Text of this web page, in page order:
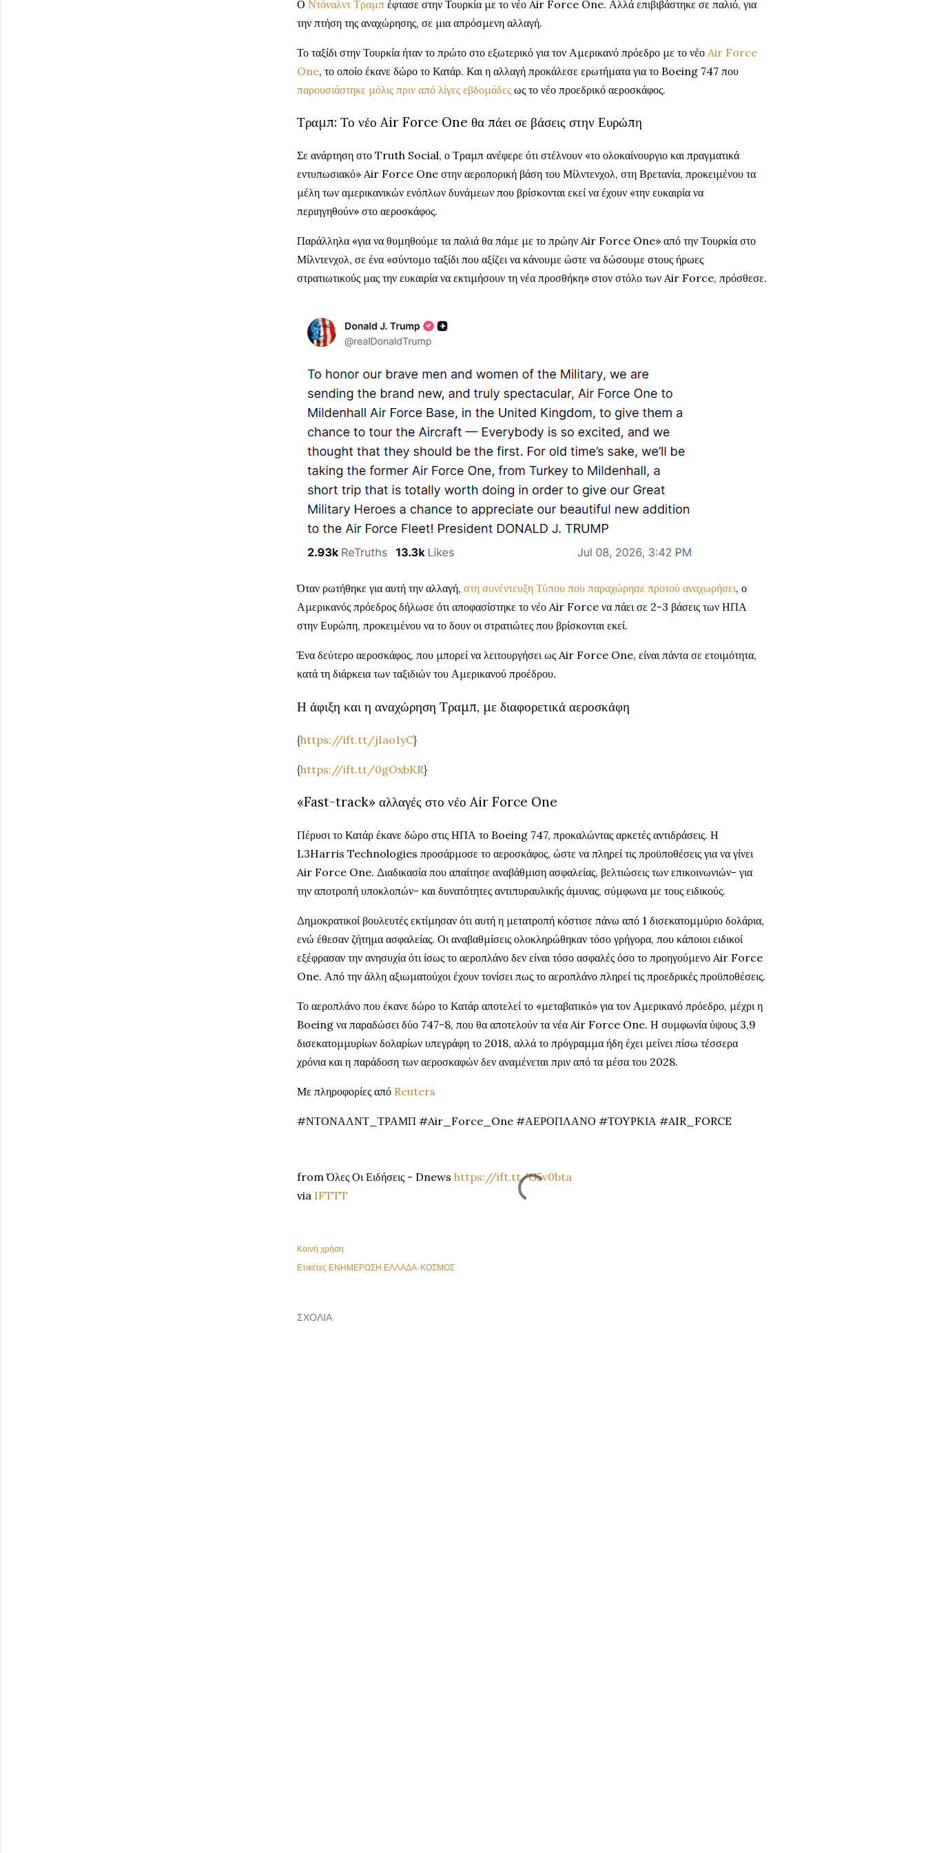
Ο Ντόναλντ Τραμπ έφτασε στην Τουρκία με το νέο Air Force One. Αλλά επιβιβάστηκε σε παλιό, για
την πτήση της αναχώρησης, σε μια απρόσμενη αλλαγή.
Το ταξίδι στην Τουρκία ήταν το πρώτο στο εξωτερικό για τον Αμερικανό πρόεδρο με το νέο Air Force
One, το οποίο έκανε δώρο το Κατάρ. Και η αλλαγή προκάλεσε ερωτήματα για το Boeing 747 που
παρουσιάστηκε μόλις πριν από λίγες εβδομάδες ως το νέο προεδρικό αεροσκάφος.
Τραμπ: Το νέο Air Force One θα πάει σε βάσεις στην Ευρώπη
Σε ανάρτηση στο Truth Social, ο Τραμπ ανέφερε ότι στέλνουν «το ολοκαίνουργιο και πραγματικά
εντυπωσιακό» Air Force One στην αεροπορική βάση του Μίλντενχολ, στη Βρετανία, προκειμένου τα
μέλη των αμερικανικών ενόπλων δυνάμεων που βρίσκονται εκεί να έχουν «την ευκαιρία να
περιηγηθούν» στο αεροσκάφος.
Παράλληλα «για να θυμηθούμε τα παλιά θα πάμε με το πρώην Air Force One» από την Τουρκία στο
Μίλντενχολ, σε ένα «σύντομο ταξίδι που αξίζει να κάνουμε ώστε να δώσουμε στους ήρωες
στρατιωτικούς μας την ευκαιρία να εκτιμήσουν τη νέα προσθήκη» στον στόλο των Air Force, πρόσθεσε.
Όταν ρωτήθηκε για αυτή την αλλαγή, στη συνέντευξη Τύπου που παραχώρησε προτού αναχωρήσει, ο
Αμερικανός πρόεδρος δήλωσε ότι αποφασίστηκε το νέο Air Force να πάει σε 2-3 βάσεις των ΗΠΑ
στην Ευρώπη, προκειμένου να το δουν οι στρατιώτες που βρίσκονται εκεί.
Ένα δεύτερο αεροσκάφος, που μπορεί να λειτουργήσει ως Air Force One, είναι πάντα σε ετοιμότητα,
κατά τη διάρκεια των ταξιδιών του Αμερικανού προέδρου.
Η άφιξη και η αναχώρηση Τραμπ, με διαφορετικά αεροσκάφη
{https://ift.tt/jIao1yC}
{https://ift.tt/0gOxbKR}
«Fast-track» αλλαγές στο νέο Air Force One
Πέρυσι το Κατάρ έκανε δώρο στις ΗΠΑ το Boeing 747, προκαλώντας αρκετές αντιδράσεις. Η
L3Harris Technologies προσάρμοσε το αεροσκάφος, ώστε να πληρεί τις προϋποθέσεις για να γίνει
Air Force One. Διαδικασία που απαίτησε αναβάθμιση ασφαλείας, βελτιώσεις των επικοινωνιών- για
την αποτροπή υποκλοπών- και δυνατότητες αντιπυραυλικής άμυνας, σύμφωνα με τους ειδικούς.
Δημοκρατικοί βουλευτές εκτίμησαν ότι αυτή η μετατροπή κόστισε πάνω από 1 δισεκατομμύριο δολάρια,
ενώ έθεσαν ζήτημα ασφαλείας. Οι αναβαθμίσεις ολοκληρώθηκαν τόσο γρήγορα, που κάποιοι ειδικοί
εξέφρασαν την ανησυχία ότι ίσως το αεροπλάνο δεν είναι τόσο ασφαλές όσο το προηγούμενο Air Force
One. Από την άλλη αξιωματούχοι έχουν τονίσει πως το αεροπλάνο πληρεί τις προεδρικές προϋποθέσεις.
Το αεροπλάνο που έκανε δώρο το Κατάρ αποτελεί το «μεταβατικό» για τον Αμερικανό πρόεδρο, μέχρι η
Boeing να παραδώσει δύο 747-8, που θα αποτελούν τα νέα Air Force One. Η συμφωνία ύψους 3,9
δισεκατομμυρίων δολαρίων υπεγράφη το 2018, αλλά το πρόγραμμα ήδη έχει μείνει πίσω τέσσερα
χρόνια και η παράδοση των αεροσκαφών δεν αναμένεται πριν από τα μέσα του 2028.
Με πληροφορίες από Reuters
#ΝΤΟΝΑΛΝΤ_ΤΡΑΜΠ #Air_Force_One #ΑΕΡΟΠΛΑΝΟ #ΤΟΥΡΚΙΑ #AIR_FORCE
from Όλες Οι Ειδήσεις - Dnews https://ift.tt/G5v0bta
via IFTTT
Κοινή χρήση
Ετικέτες ΕΝΗΜΕΡΩΣΗ ΕΛΛΑΔΑ-ΚΟΣΜΟΣ
ΣΧΌΛΙΑ